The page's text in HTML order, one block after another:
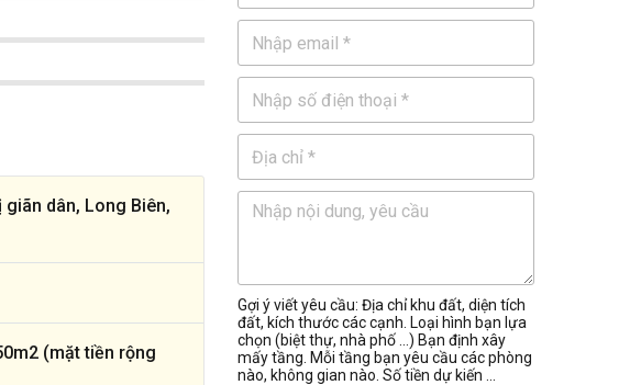
giãn dân, Long Biên,
(mặt tiền rộng
Gợi ý viết yêu cầu: Địa chỉ khu đất, diện tích
đất, kích thước các cạnh. Loại hình bạn lựa
chọn (biệt thự, nhà phố …) Bạn định xây
mấy tầng. Mỗi tầng bạn yêu cầu các phòng
nào, không gian nào. Số tiền dự kiến ...